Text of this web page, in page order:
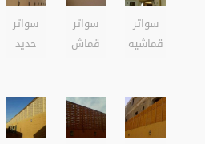
سواتر
قماشيه
سواتر
قماش
سواتر
حديد